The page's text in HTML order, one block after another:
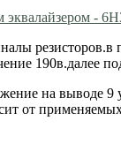
резисторов.в
190в.далее
на выводе 9
от